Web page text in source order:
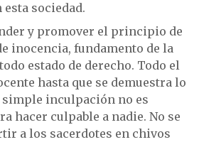
esta sociedad.
y promover el principio de
inocencia, fundamento de la
estado de derecho. Todo el
hasta que se demuestra lo
inculpación no es
hacer culpable a nadie. No se
a los sacerdotes en chivos